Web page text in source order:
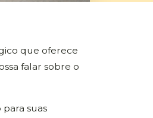
que oferece
falar sobre o
suas